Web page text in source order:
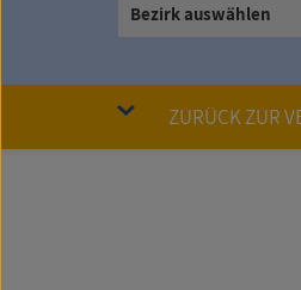
Bezirk auswählen
ZURÜCK ZUR